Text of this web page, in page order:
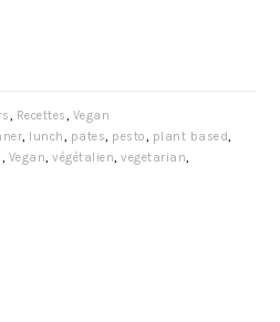
, Recettes, Vegan
, lunch, pates, pesto, plant based,
, Vegan,végétalien,vegetarian,